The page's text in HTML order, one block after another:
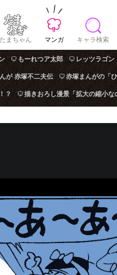
たまちゃん マンガ キャラ検索
もーれつア太郎 レッツラゴン
が 赤塚不二夫伝 赤塚まんがの「
？ 描きおろし漫景「拡大の縮小